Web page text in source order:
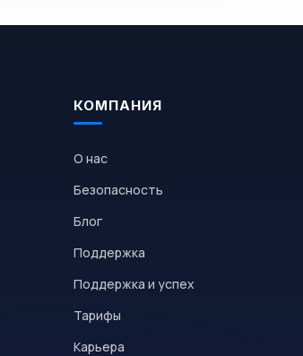
КОМПАНИЯ
О нас
Безопасность
Блог
Поддержка
Поддержка и успех
Тарифы
Карьера